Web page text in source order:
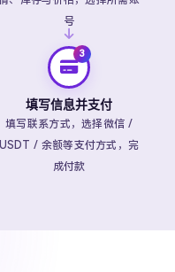
号
填写信息并支付
填写联系方式，选择微信 /
USDT / 余额等支付方式，完
成付款